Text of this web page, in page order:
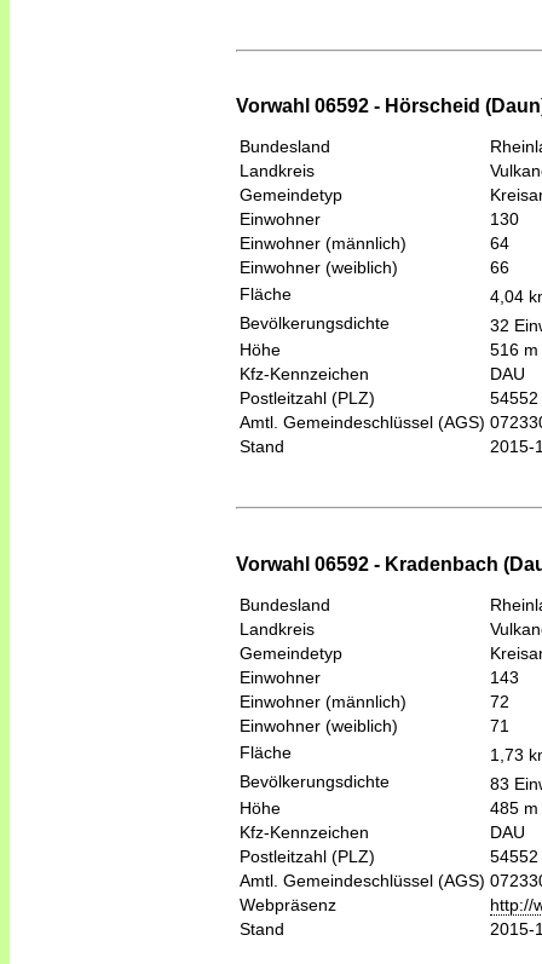
Vorwahl 06592 - Hörscheid
Bundesland
Landkreis
Gemeindetyp
Einwohner
130
Einwohner (männlich)
64
Einwohner (weiblich)
66
Fläche
4,04
Bevölkerungsdichte
32
Höhe
516 m
Kfz-Kennzeichen
DAU
Postleitzahl (PLZ)
54552
Amtl. Gemeindeschlüssel (AGS)
Stand
2015-
Vorwahl 06592 - Kradenbach
Bundesland
Landkreis
Gemeindetyp
Einwohner
143
Einwohner (männlich)
72
Einwohner (weiblich)
71
Fläche
1,73
Bevölkerungsdichte
83
Höhe
485 m
Kfz-Kennzeichen
DAU
Postleitzahl (PLZ)
54552
Amtl. Gemeindeschlüssel (AGS)
Webpräsenz
http://
Stand
2015-